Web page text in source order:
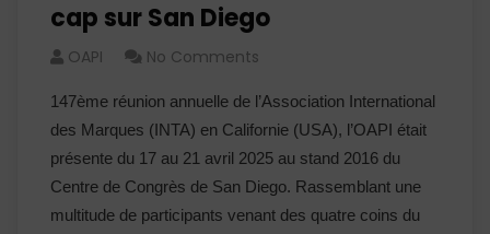
cap sur San Diego
OAPI No Comments
147ème réunion annuelle de l’Association International
des Marques (INTA) en Californie (USA), l’OAPI était
présente du 17 au 21 avril 2025 au stand 2016 du
Centre de Congrès de San Diego. Rassemblant une
multitude de participants venant des quatre coins du